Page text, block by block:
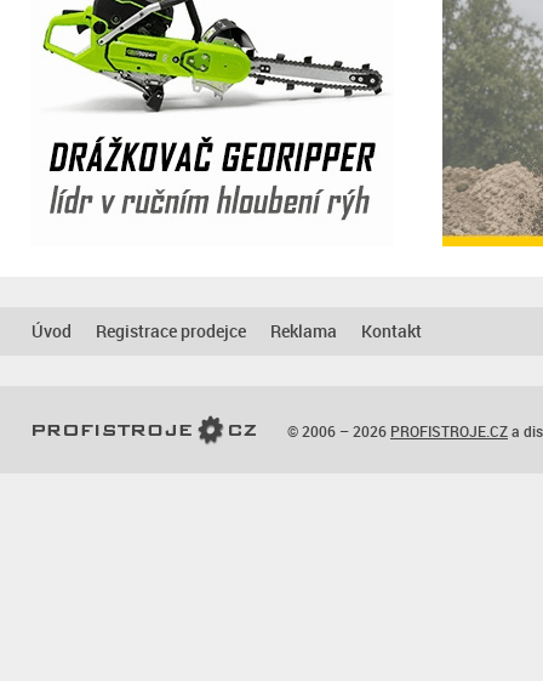
Úvod Registrace prodejce Reklama Kontakt
© 2006 – 2026 PROFISTROJE.CZa